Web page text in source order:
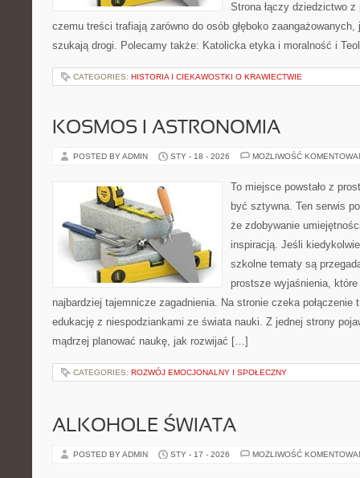
Strona łączy dziedzictwo
czemu treści trafiają zarówno do osób głęboko
szukają drogi. Polecamy także: Katolicka etyka i moralność i
CATEGORIES: HISTORIA I CIEKAWOSTKI O KRAWIECTWIE
KOSMOS I ASTRONOMIA
POSTED BY ADMIN STY - 18 - 2026 MOŻLIWOŚĆ
To miejsce powstało z
być sztywna. Ten serwis
że zdobywanie
inspiracją. Jeśli
szkolne tematy są
prostsze wyjaśnienia,
najbardziej tajemnicze zagadnienia. Na stronie czeka połączenie
edukację z niespodziankami ze świata nauki. Z jednej strony
mądrzej planować naukę, jak rozwijać […]
CATEGORIES: ROZWÓJ EMOCJONALNY I SPOŁECZNY
ALKOHOLE ŚWIATA
POSTED BY ADMIN STY - 17 - 2026 MOŻLIWOŚĆ